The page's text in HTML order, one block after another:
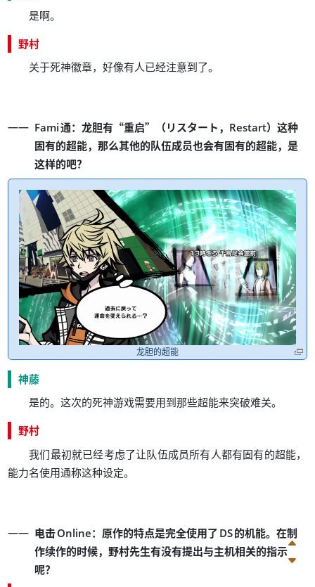
是啊。
野村
关于死神徽章，好像有人已经注意到了。
Fami通： 龙胆有“重启” （ リスター ト ， Restart） 这种
固有的超能， 那么其他的队伍成员也会有固有的超能， 是
这样的吧？
龙胆的超能
神藤
是的。这次的死神游戏需要用到那些超能来突破难关。
野村
我们最初就已经考虑了让队伍成员所有人都有固有的超能，
能力名使用通称这种设定。
电击Online： 原作的特点是完全使用了 DS的机能。 在制
作续作的时候， 野村先生有没有提出与主机相关的指示
呢？